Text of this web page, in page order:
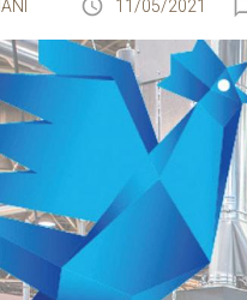
11/05/2021